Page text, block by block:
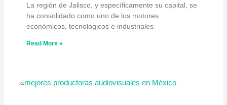
La región de Jalisco, y específicamente su capital, se
ha consolidado como uno de los motores
económicos, tecnológicos e industriales
Read More »